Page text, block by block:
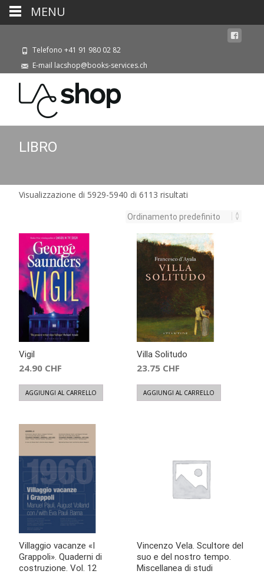
Telefono +41 91 980 02 82
E-mail lacshop@books-services.ch
LIBRO
Visualizzazione di 5929-5940 di 6113 risultati
Vigil
24.90 CHF
AGGIUNGI AL CARRELLO
Villa Solitudo
23.75 CHF
AGGIUNGI AL CARRELLO
Villaggio vacanze «I
Grappoli». Quaderni di
costruzione. Vol. 12
Vincenzo Vela. Scultore del
suo e del nostro tempo.
Miscellanea di studi
MENU